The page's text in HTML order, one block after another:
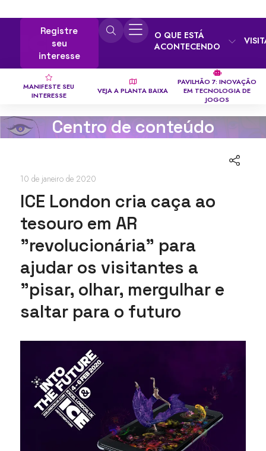
Registre
seu
interesse
O QUE ESTÁ
ACONTECENDO
MANIFESTE SEU
INTERESSE
VEJA A PLANTA BAIXA
PAVILHÃO 7: INOVAÇÃO
EM TECNOLOGIA DE
JOGOS
Centro de conteúdo
10 de janeiro de 2020
ICE London cria caça ao
tesouro em AR
"revolucionária" para
ajudar os visitantes a
"pisar, olhar, mergulhar e
saltar para o futuro